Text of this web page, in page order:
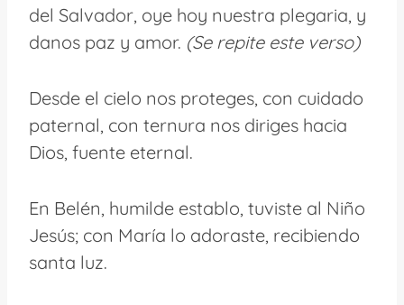
del Salvador, oye hoy nuestra plegaria, y
danos paz y amor. (Se repite este verso)
Desde el cielo nos proteges, con cuidado
paternal, con ternura nos diriges hacia
Dios, fuente eternal.
En Belén, humilde establo, tuviste al Niño
Jesús; con María lo adoraste, recibiendo
santa luz.